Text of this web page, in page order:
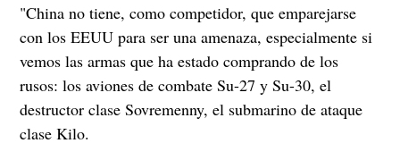
"China no tiene, como competidor, que emparejarse
con los EEUU para ser una amenaza, especialmente si
vemos las armas que ha estado comprando de los
rusos: los aviones de combate Su-27 y Su-30, el
destructor clase Sovremenny, el submarino de ataque
clase Kilo.